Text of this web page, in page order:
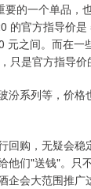
的一个单品，
的官方指导价
元之间。而在一
只是官方指导价
汾系列等，价格
回购，无疑会稳
他们"送钱"。只
会大范围推广